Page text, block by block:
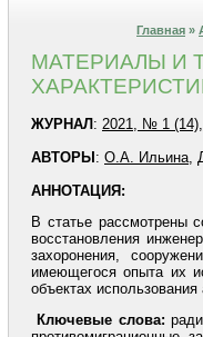
Главная »
МАТЕРИАЛЫ И
ЖУРНАЛ : 2021, № 1
АВТОРЫ : О.А. Ильина,
АННОТАЦИЯ:
В статье рассмотрены
восстановления
захоронения,
имеющегося опыта их
объектах использования
Ключевые слова: